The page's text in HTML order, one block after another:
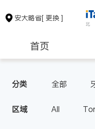
安大略省[ 更换 ]
首页
保险理财
分类 全部
耳鼻喉科
区域 All